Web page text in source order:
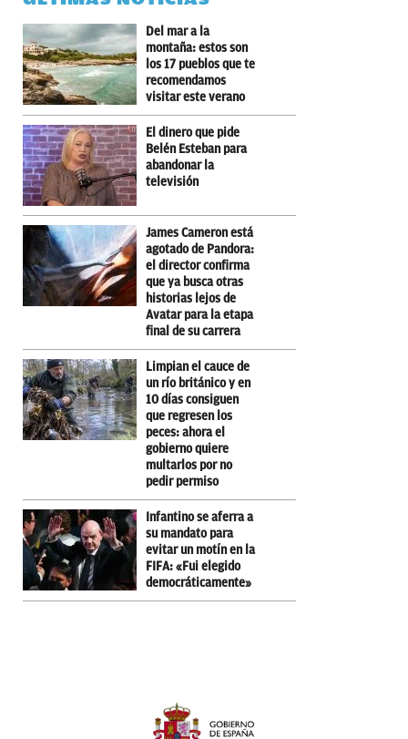
Del mar a la
montaña: estos son
los 17 pueblos que te
recomendamos
visitar este verano
El dinero que pide
Belén Esteban para
abandonar la
televisión
James Cameron está
agotado de Pandora:
el director confirma
que ya busca otras
historias lejos de
Avatar para la etapa
final de su carrera
Limpian el cauce de
un río británico y en
10 días consiguen
que regresen los
peces: ahora el
gobierno quiere
multarlos por no
pedir permiso
Infantino se aferra a
su mandato para
evitar un motín en la
FIFA: «Fui elegido
democráticamente»